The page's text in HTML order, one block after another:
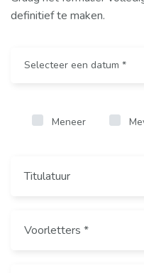
definitief te maken.
Meneer